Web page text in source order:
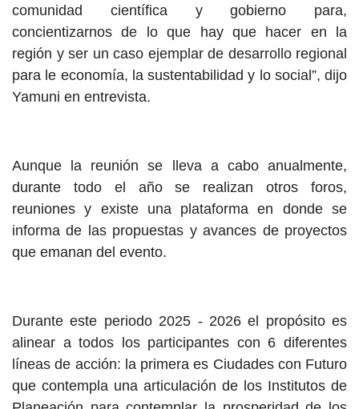
comunidad científica y gobierno para,
concientizarnos de lo que hay que hacer en la
región y ser un caso ejemplar de desarrollo regional
para le economía, la sustentabilidad y lo social”, dijo
Yamuni en entrevista.
Aunque la reunión se lleva a cabo anualmente,
durante todo el año se realizan otros foros,
reuniones y existe una plataforma en donde se
informa de las propuestas y avances de proyectos
que emanan del evento.
Durante este periodo 2025 - 2026 el propósito es
alinear a todos los participantes con 6 diferentes
líneas de acción: la primera es Ciudades con Futuro
que contempla una articulación de los Institutos de